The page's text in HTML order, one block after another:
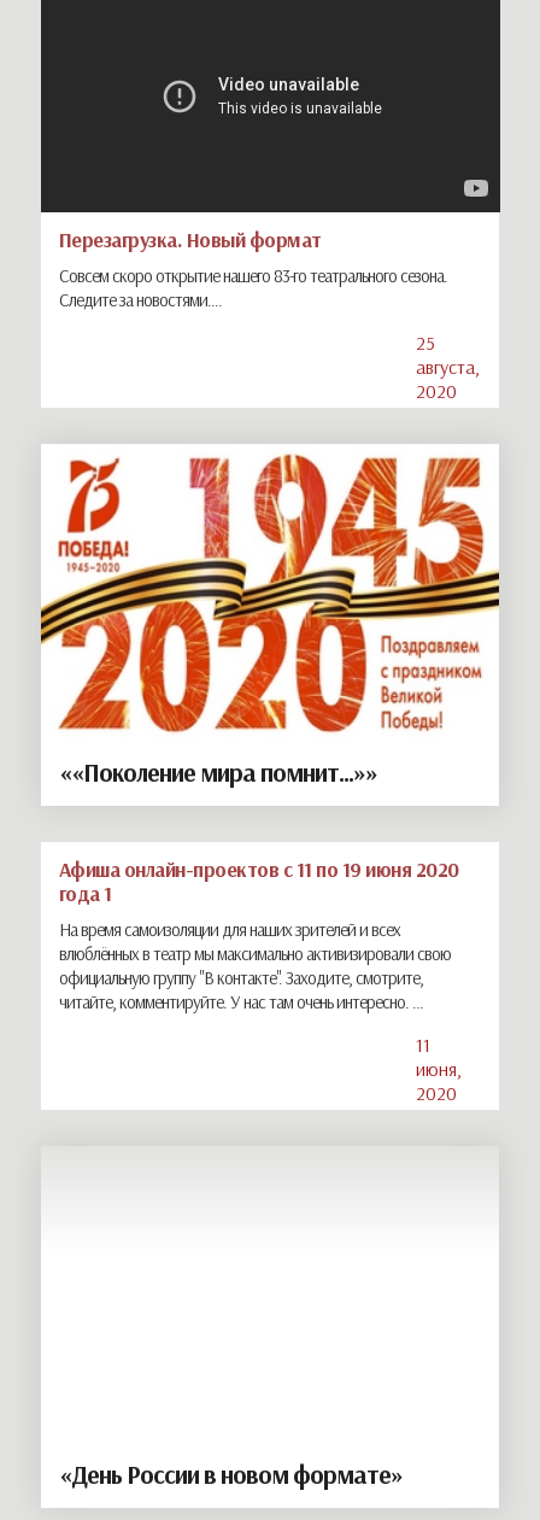
Перезагрузка. Новый формат
Совсем скоро открытие нашего 83-го театрального сезона.
Следите за новостями....
25
августа,
2020
««Поколение мира помнит...»»
Афиша онлайн-проектов с 11 по 19 июня 2020
года 1
На время самоизоляции для наших зрителей и всех
влюблённых в театр мы максимально активизировали свою
официальную группу "В контакте". Заходите, смотрите,
читайте, комментируйте. У нас там очень интересно. ...
11
июня,
2020
«День России в новом формате»